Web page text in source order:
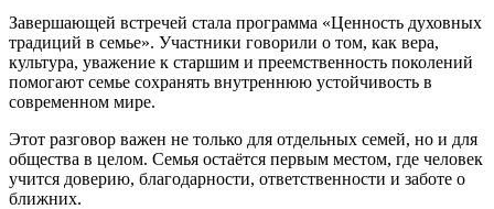
Завершающей встречей стала программа «Ценность духовных
традиций в семье». Участники говорили о том, как вера,
культура, уважение к старшим и преемственность поколений
помогают семье сохранять внутреннюю устойчивость в
современном мире.
Этот разговор важен не только для отдельных семей, но и для
общества в целом. Семья остаётся первым местом, где человек
учится доверию, благодарности, ответственности и заботе о
ближних.